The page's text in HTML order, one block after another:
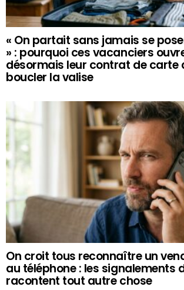
« On partait sans jamais se
» : pourquoi ces vacanciers
désormais leur contrat de carte
boucler la valise
On croit tous reconnaître un
au téléphone : les signalements
racontent tout autre chose